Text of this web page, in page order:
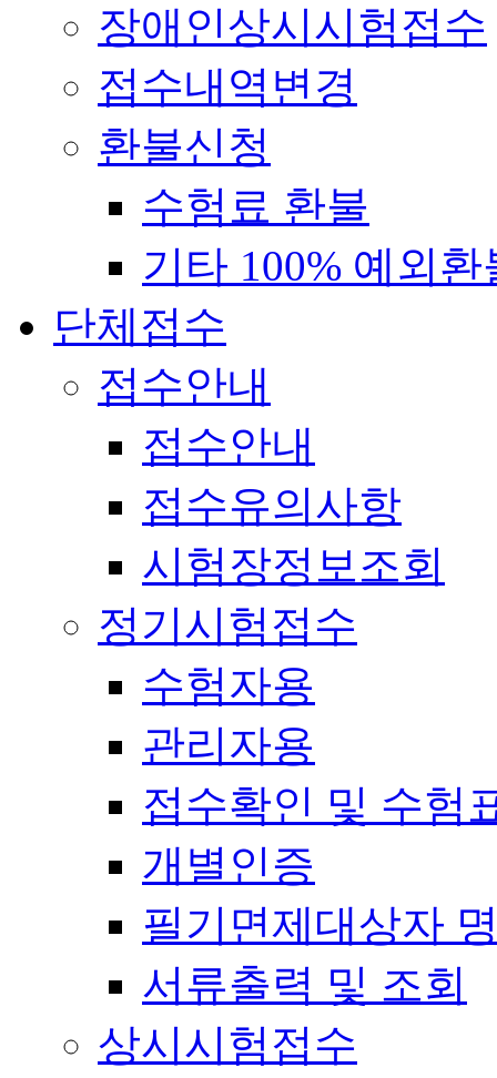
장애인상시시험접수
접수내역변경
환불신청
수험료 환불
기타 100% 예외환
단체접수
접수안내
접수안내
접수유의사항
시험장정보조회
정기시험접수
수험자용
관리자용
접수확인 및 수험
개별인증
필기면제대상자
서류출력 및 조회
상시시험접수